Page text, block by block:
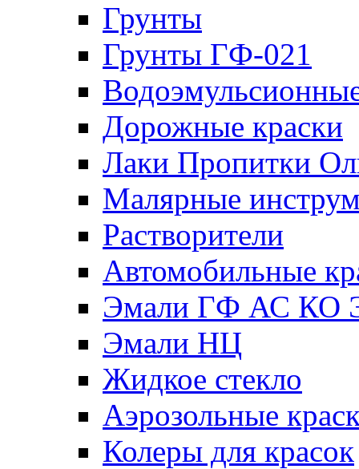
Грунты
Грунты ГФ-021
Дорожные краски
Лаки Пропитки
Малярные
Растворители
Автомобильные
Эмали ГФ АС КО
Эмали НЦ
Жидкое стекло
Аэрозольные
Колеры для красок